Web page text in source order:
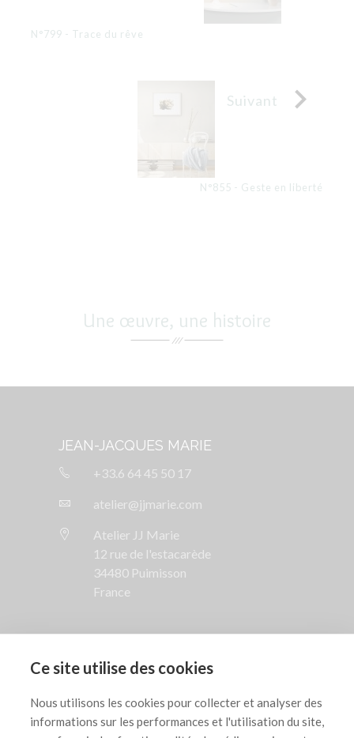
Ce site utilise des cookies
Nous utilisons les cookies pour collecter et analyser des
informations sur les performances et l'utilisation du site,
N°799 - Trace du rêve
Suivant 
N°855 - Geste en liberté
Une œuvre, une histoire
JEAN-JACQUES MARIE
+33.6 64 45 50 17
atelier@jjmarie.com
Atelier JJ Marie
12 rue de l'estacarède
34480 Puimisson
France